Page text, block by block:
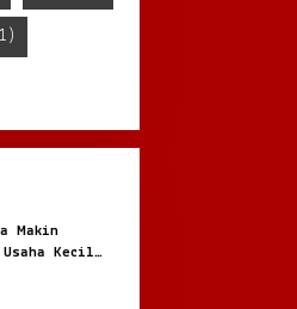
Makin
Kecil
di Kota